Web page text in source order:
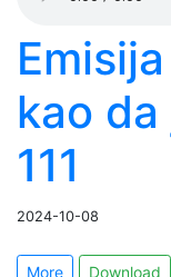
kao
111
2024-10-08
More Download